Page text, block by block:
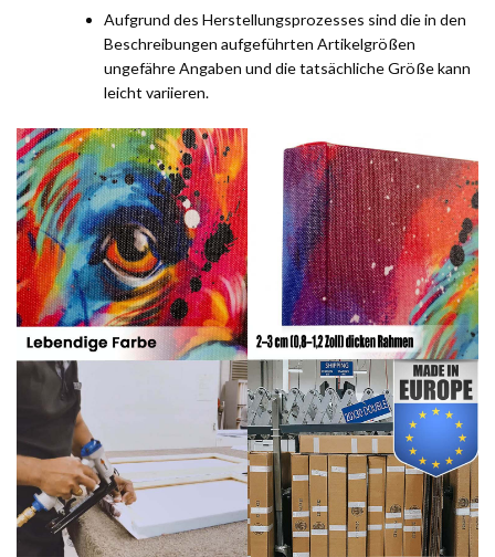
Aufgrund des Herstellungsprozesses sind die in den
Beschreibungen aufgeführten Artikelgrößen
ungefähre Angaben und die tatsächliche Größe kann
leicht variieren.